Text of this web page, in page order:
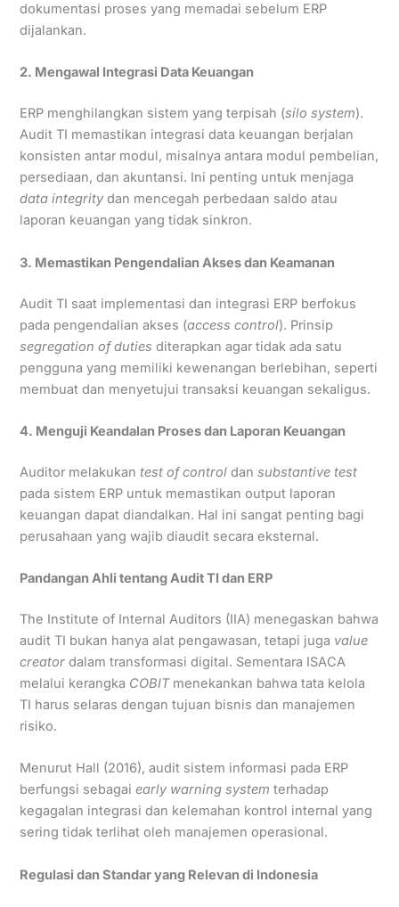
dokumentasi proses yang memadai sebelum ERP
dijalankan.
2. Mengawal Integrasi Data Keuangan
ERP menghilangkan sistem yang terpisah (silo system).
Audit TI memastikan integrasi data keuangan berjalan
konsisten antar modul, misalnya antara modul pembelian,
persediaan, dan akuntansi. Ini penting untuk menjaga
data integritydan mencegah perbedaan saldo atau
laporan keuangan yang tidak sinkron.
3. Memastikan Pengendalian Akses dan Keamanan
Audit TI saat implementasi dan integrasi ERP berfokus
pada pengendalian akses (access control). Prinsip
segregation of duties diterapkan agar tidak ada satu
pengguna yang memiliki kewenangan berlebihan, seperti
membuat dan menyetujui transaksi keuangan sekaligus.
4. Menguji Keandalan Proses dan Laporan Keuangan
Auditor melakukantest of control dansubstantive test
pada sistem ERP untuk memastikan output laporan
keuangan dapat diandalkan. Hal ini sangat penting bagi
perusahaan yang wajib diaudit secara eksternal.
Pandangan Ahli tentang Audit TI dan ERP
The Institute of Internal Auditors (IIA) menegaskan bahwa
audit TI bukan hanya alat pengawasan, tetapi juga value
creator dalam transformasi digital. Sementara ISACA
melalui kerangka COBITmenekankan bahwa tata kelola
TI harus selaras dengan tujuan bisnis dan manajemen
risiko.
Menurut Hall (2016), audit sistem informasi pada ERP
berfungsi sebagaiearly warning system terhadap
kegagalan integrasi dan kelemahan kontrol internal yang
sering tidak terlihat oleh manajemen operasional.
Regulasi dan Standar yang Relevan di Indonesia